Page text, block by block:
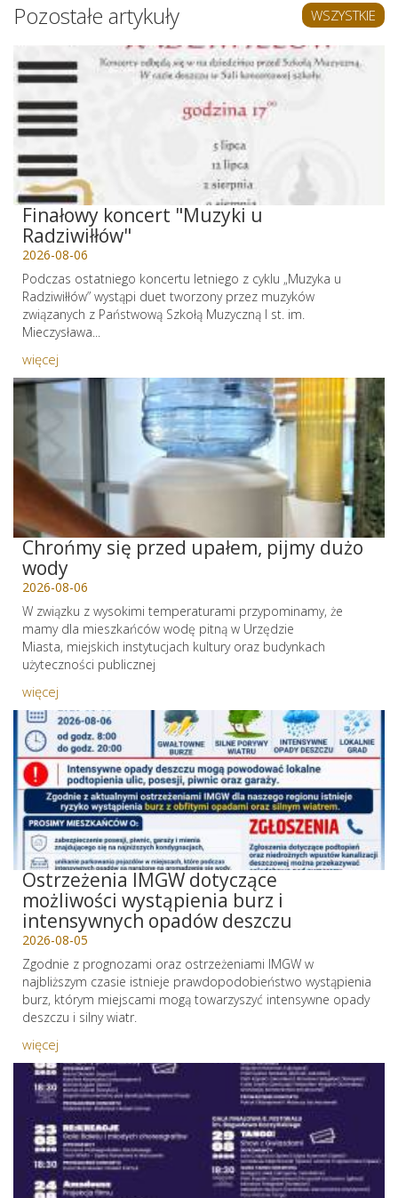
Pozostałe artykuły WSZYSTKIE
Finałowy koncert "Muzyki u
Radziwiłłów"
2026-08-06
Podczas ostatniego koncertu letniego z cyklu „Muzyka u
Radziwiłłów” wystąpi duet tworzony przez muzyków
związanych z Państwową Szkołą Muzyczną I st. im.
Mieczysława...
więcej
Chrońmy się przed upałem, pijmy dużo
wody
2026-08-06
W związku z wysokimi temperaturami przypominamy, że
mamy dla mieszkańców wodę pitną w Urzędzie
Miasta, miejskich instytucjach kultury oraz budynkach
użyteczności publicznej
więcej
Ostrzeżenia IMGW dotyczące
możliwości wystąpienia burz i
intensywnych opadów deszczu
2026-08-05
Zgodnie z prognozami oraz ostrzeżeniami IMGW w
najbliższym czasie istnieje prawdopodobieństwo wystąpienia
burz, którym miejscami mogą towarzyszyć intensywne opady
deszczu i silny wiatr.
więcej